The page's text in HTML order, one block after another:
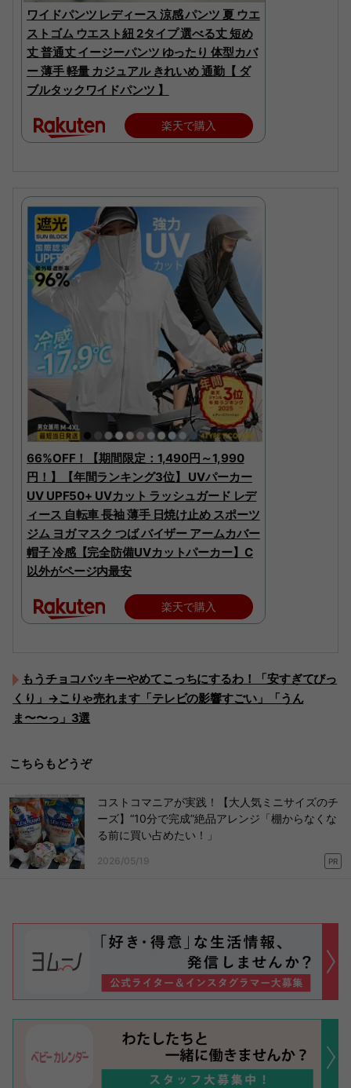
ワイドパンツ レディース 涼感 パンツ 夏 ウエ
ストゴム ウエスト紐 2タイプ 選べる丈 短め
丈 普通丈 イージーパンツ ゆったり 体型カバ
ー 薄手 軽量 カジュアル きれいめ 通勤【 ダ
ブルタックワイドパンツ 】
楽天で購入
66%OFF！【期間限定：1,490円～1,990
円！】【年間ランキング3位】 UVパーカー
UV UPF50+ UVカット ラッシュガード レデ
ィース 自転車 長袖 薄手 日焼け止め スポーツ
ジム ヨガ マスク つば バイザー アームカバー
帽子 冷感【完全防備UVカットパーカー】C
以外がページ内最安
楽天で購入
もうチョコバッキーやめてこっちにするわ！「安すぎてびっ
くり」→こりゃ売れます「テレビの影響すごい」「うん
ま〜〜っ」3選
こちらもどうぞ
コストコマニアが実践！【大人気ミニサイズのチ
ーズ】“10分で完成”絶品アレンジ「棚からなくな
る前に買い占めたい！」
2026/05/19 PR